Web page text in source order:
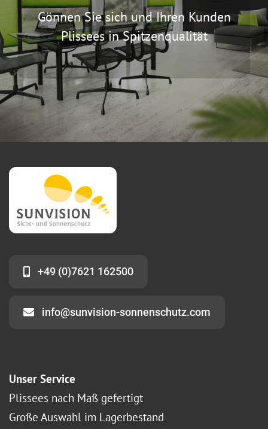
Gönnen Sie sich und Ihren Kunden
Plissees in Spitzenqualität
+49 (0)7621 162500
info@sunvision-sonnenschutz.com
Unser Service
Plissees nach Maß gefertigt
Große Auswahl im Lagerbestand